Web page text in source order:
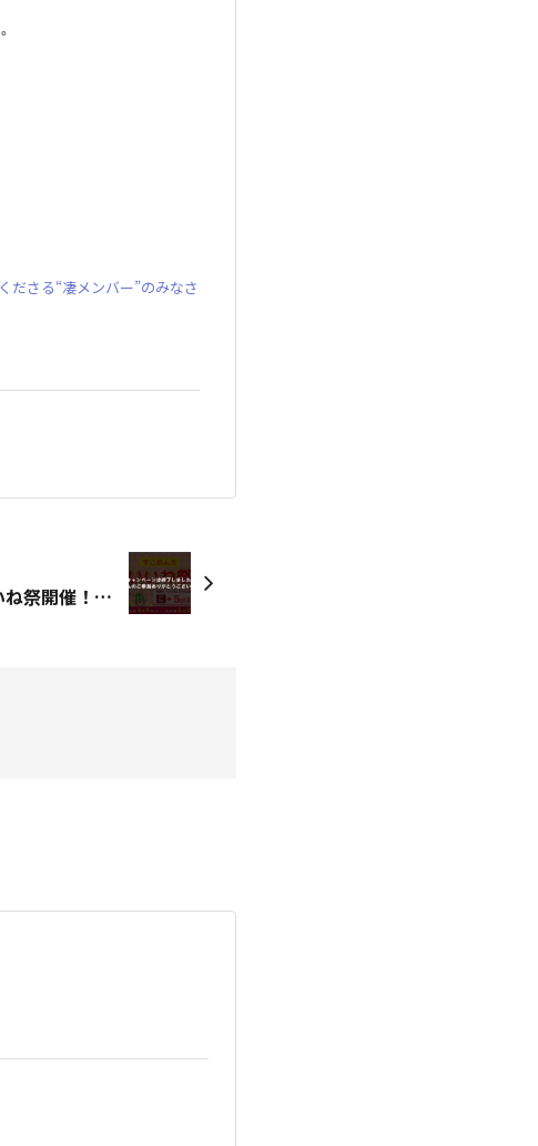
ださる“凄メンバー”のみなさ
<終了>すごめんち いいね祭開催！期間限定ポイント増量中